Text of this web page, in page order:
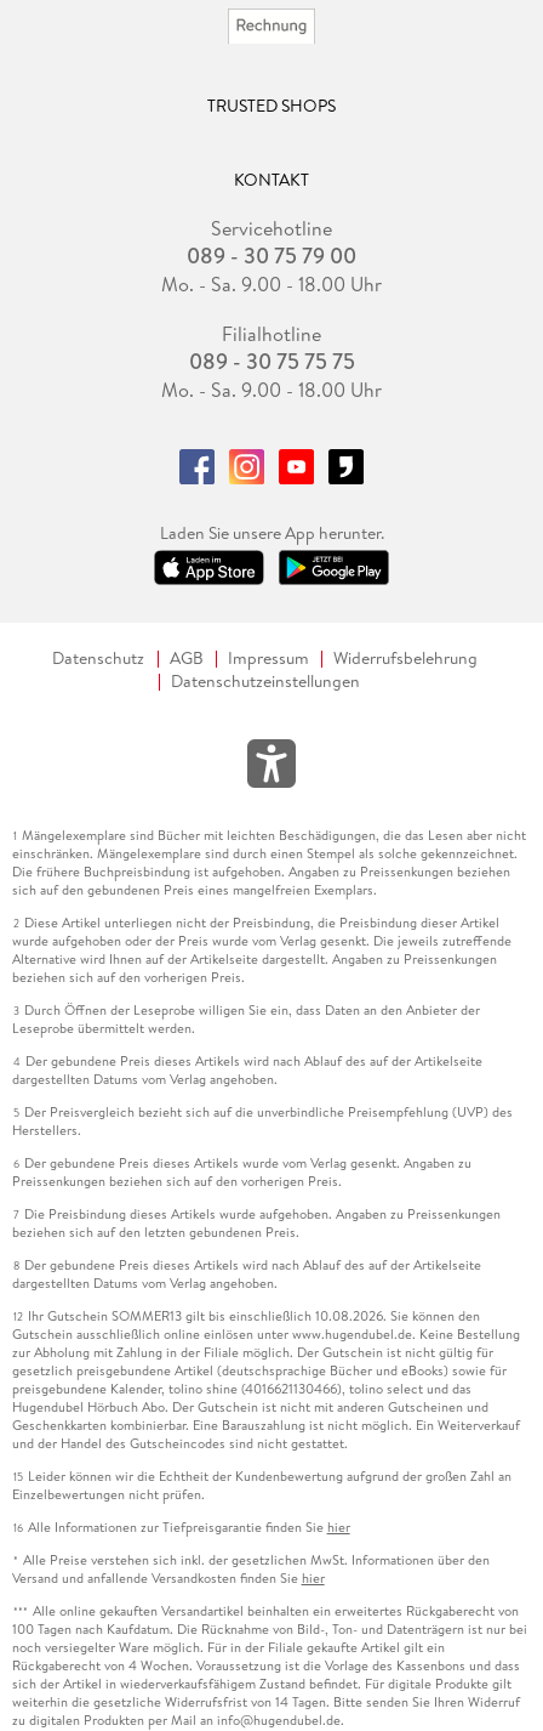
TRUSTED SHOPS
KONTAKT
Servicehotline
089 - 30 75 79 00
Mo. - Sa. 9.00 - 18.00 Uhr
Filialhotline
089 - 30 75 75 75
Mo. - Sa. 9.00 - 18.00 Uhr
Laden Sie unsere App herunter.
Datenschutz AGB Impressum
Widerrufsbelehrung
Datenschutzeinstellungen
1 Mängelexemplare sind Bücher mit leichten Beschädigungen, die das Lesen aber nicht
einschränken. Mängelexemplare sind durch einen Stempel als solche gekennzeichnet.
Die frühere Buchpreisbindung ist aufgehoben. Angaben zu Preissenkungen beziehen
sich auf den gebundenen Preis eines mangelfreien Exemplars.
2 Diese Artikel unterliegen nicht der Preisbindung, die Preisbindung dieser Artikel
wurde aufgehoben oder der Preis wurde vom Verlag gesenkt. Die jeweils zutreffende
Alternative wird Ihnen auf der Artikelseite dargestellt. Angaben zu Preissenkungen
beziehen sich auf den vorherigen Preis.
3 Durch Öffnen der Leseprobe willigen Sie ein, dass Daten an den Anbieter der
Leseprobe übermittelt werden.
4 Der gebundene Preis dieses Artikels wird nach Ablauf des auf der Artikelseite
dargestellten Datums vom Verlag angehoben.
5 Der Preisvergleich bezieht sich auf die unverbindliche Preisempfehlung (UVP) des
Herstellers.
6 Der gebundene Preis dieses Artikels wurde vom Verlag gesenkt. Angaben zu
Preissenkungen beziehen sich auf den vorherigen Preis.
7 Die Preisbindung dieses Artikels wurde aufgehoben. Angaben zu Preissenkungen
beziehen sich auf den letzten gebundenen Preis.
8 Der gebundene Preis dieses Artikels wird nach Ablauf des auf der Artikelseite
dargestellten Datums vom Verlag angehoben.
12 Ihr Gutschein SOMMER13 gilt bis einschließlich 10.08.2026. Sie können den
Gutschein ausschließlich online einlösen unter www.hugendubel.de. Keine Bestellung
zur Abholung mit Zahlung in der Filiale möglich. Der Gutschein ist nicht gültig für
gesetzlich preisgebundene Artikel (deutschsprachige Bücher und eBooks) sowie für
preisgebundene Kalender, tolino shine (4016621130466), tolino select und das
Hugendubel Hörbuch Abo. Der Gutschein ist nicht mit anderen Gutscheinen und
Geschenkkarten kombinierbar. Eine Barauszahlung ist nicht möglich. Ein Weiterverkauf
und der Handel des Gutscheincodes sind nicht gestattet.
15 Leider können wir die Echtheit der Kundenbewertung aufgrund der großen Zahl an
Einzelbewertungen nicht prüfen.
16 Alle Informationen zur Tiefpreisgarantie finden Sie hier
* Alle Preise verstehen sich inkl. der gesetzlichen MwSt. Informationen über den
Versand und anfallende Versandkosten finden Sie hier
*** Alle online gekauften Versandartikel beinhalten ein erweitertes Rückgaberecht von
100 Tagen nach Kaufdatum. Die Rücknahme von Bild-, Ton- und Datenträgern ist nur bei
noch versiegelter Ware möglich. Für in der Filiale gekaufte Artikel gilt ein
Rückgaberecht von 4 Wochen. Voraussetzung ist die Vorlage des Kassenbons und dass
sich der Artikel in wiederverkaufsfähigem Zustand befindet. Für digitale Produkte gilt
weiterhin die gesetzliche Widerrufsfrist von 14 Tagen. Bitte senden Sie Ihren Widerruf
zu digitalen Produkten per Mail an info@hugendubel.de.